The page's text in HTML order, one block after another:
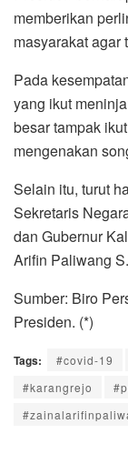
memberikan
masyarakat agar
Pada
yang ikut
besar tampak
mengenakan
Selain itu, turut
Sekretaris
dan Gubernur
Arifin Paliwang
Sumber: Biro
Presiden. (*)
Tags: #covid-19
#karangrejo